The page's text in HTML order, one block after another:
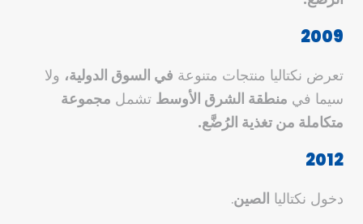
2009
تعرض نكتاليا منتجات متنوعة في السوق الدولية، ولا
سيما في منطقة الشرق الأوسط تشمل مجموعة
متكاملة من تغذية الرُضَّع.
2012
دخول نكتاليا الصين.